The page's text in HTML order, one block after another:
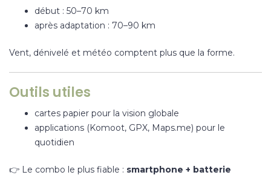
début : 50–70 km
après adaptation : 70–90 km
Vent, dénivelé et météo comptent plus que la forme.
Outils utiles
cartes papier pour la vision globale
applications (Komoot, GPX, Maps.me) pour le
quotidien
👉 Le combo le plus fiable : smartphone + batterie